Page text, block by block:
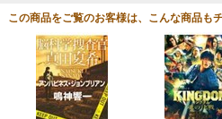
この商品をご覧のお客様は、こんな商品も